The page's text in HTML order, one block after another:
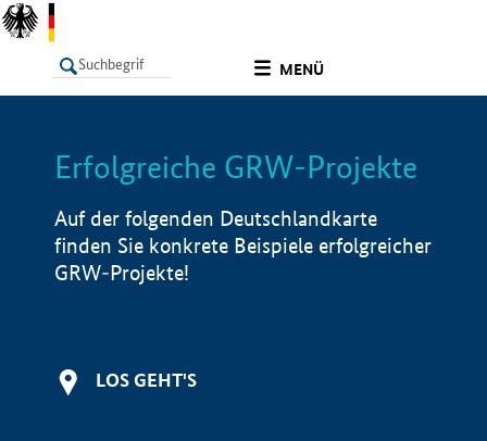
MENÜ
LISTE Info
Erfolgreiche GRW-Projekte
Auf der folgenden Deutschlandkarte
finden Sie konkrete Beispiele erfolgreicher
GRW-Projekte!
LOS GEHT'S